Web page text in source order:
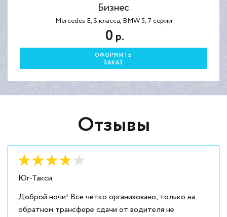
Бизнес
Mercedes E, S класса, BMW 5, 7 серии
0 р.
ОФОРМИТЬ
ЗАКАЗ
Отзывы
Юг-Такси
Оценка: 4
Доброй ночи! Все четко организовано, только на
обратном трансфере сдачи от водителя не